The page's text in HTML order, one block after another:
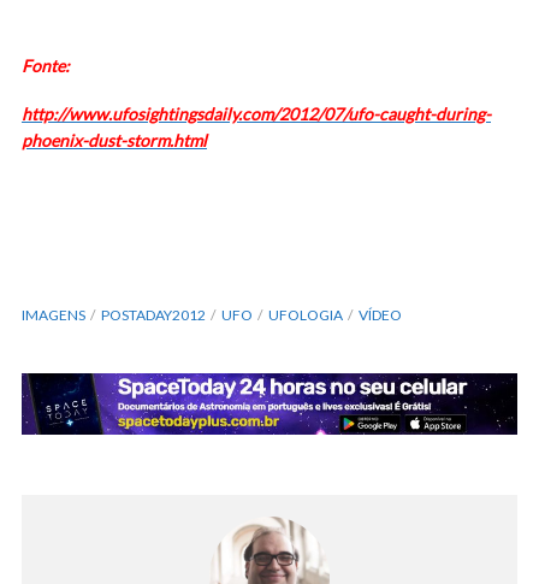
Fonte:
http://www.ufosightingsdaily.com/2012/07/ufo-caught-during-
phoenix-dust-storm.html
IMAGENS POSTADAY2012 UFO UFOLOGIA VÍDEO